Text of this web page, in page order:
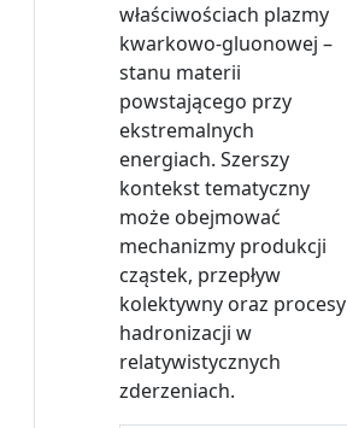
właściwościach plazmy
kwarkowo-gluonowej –
stanu materii
powstającego przy
ekstremalnych
energiach. Szerszy
kontekst tematyczny
może obejmować
mechanizmy produkcji
cząstek, przepływ
kolektywny oraz procesy
hadronizacji w
relatywistycznych
zderzeniach.